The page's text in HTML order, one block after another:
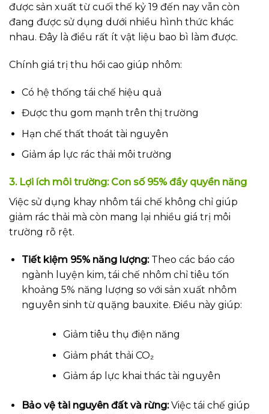
được sản xuất từ cuối thế kỷ 19 đến nay vẫn còn
đang được sử dụng dưới nhiều hình thức khác
nhau. Đây là điều rất ít vật liệu bao bì làm được.
Chính giá trị thu hồi cao giúp nhôm:
Có hệ thống tái chế hiệu quả
Được thu gom mạnh trên thị trường
Hạn chế thất thoát tài nguyên
Giảm áp lực rác thải môi trường
3. Lợi ích môi trường: Con số 95% đầy quyền năng
Việc sử dụng khay nhôm tái chế không chỉ giúp
giảm rác thải mà còn mang lại nhiều giá trị môi
trường rõ rệt.
Tiết kiệm 95% năng lượng: Theo các báo cáo
ngành luyện kim, tái chế nhôm chỉ tiêu tốn
khoảng 5% năng lượng so với sản xuất nhôm
nguyên sinh từ quặng bauxite. Điều này giúp:
Giảm tiêu thụ điện năng
Giảm phát thải CO₂
Giảm áp lực khai thác tài nguyên
Bảo vệ tài nguyên đất và rừng:Việc tái chế giúp